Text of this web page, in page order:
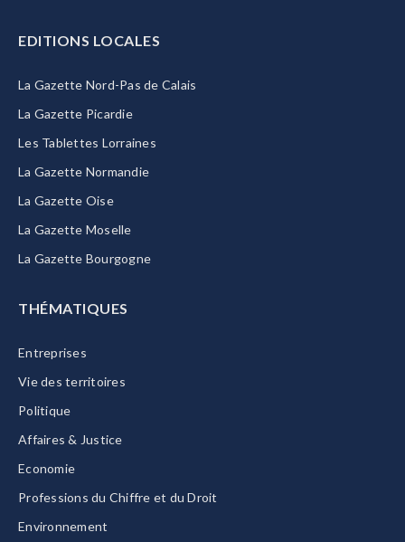
EDITIONS LOCALES
La Gazette Nord-Pas de Calais
La Gazette Picardie
Les Tablettes Lorraines
La Gazette Normandie
La Gazette Oise
La Gazette Moselle
La Gazette Bourgogne
THÉMATIQUES
Entreprises
Vie des territoires
Politique
Affaires & Justice
Economie
Professions du Chiffre et du Droit
Environnement